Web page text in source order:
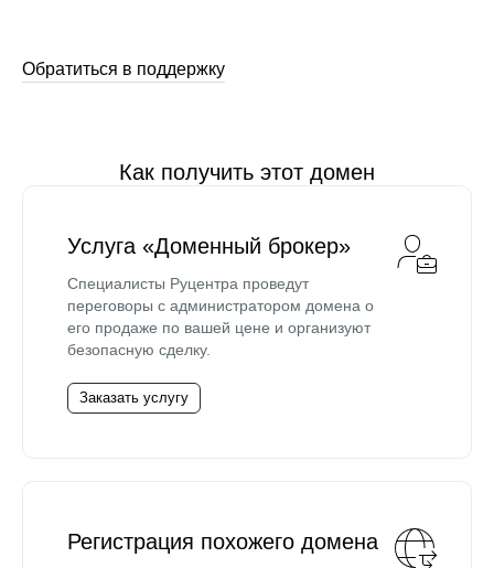
Обратиться в поддержку
Как получить этот домен
Услуга «Доменный брокер»
Специалисты Руцентра проведут
переговоры с администратором домена о
его продаже по вашей цене и организуют
безопасную сделку.
Заказать услугу
Регистрация похожего домена